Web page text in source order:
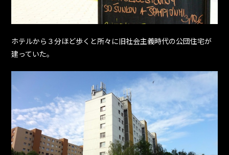
ホテルから３分ほど歩くと所々に旧社会主義時代の公団住宅が
建っていた。